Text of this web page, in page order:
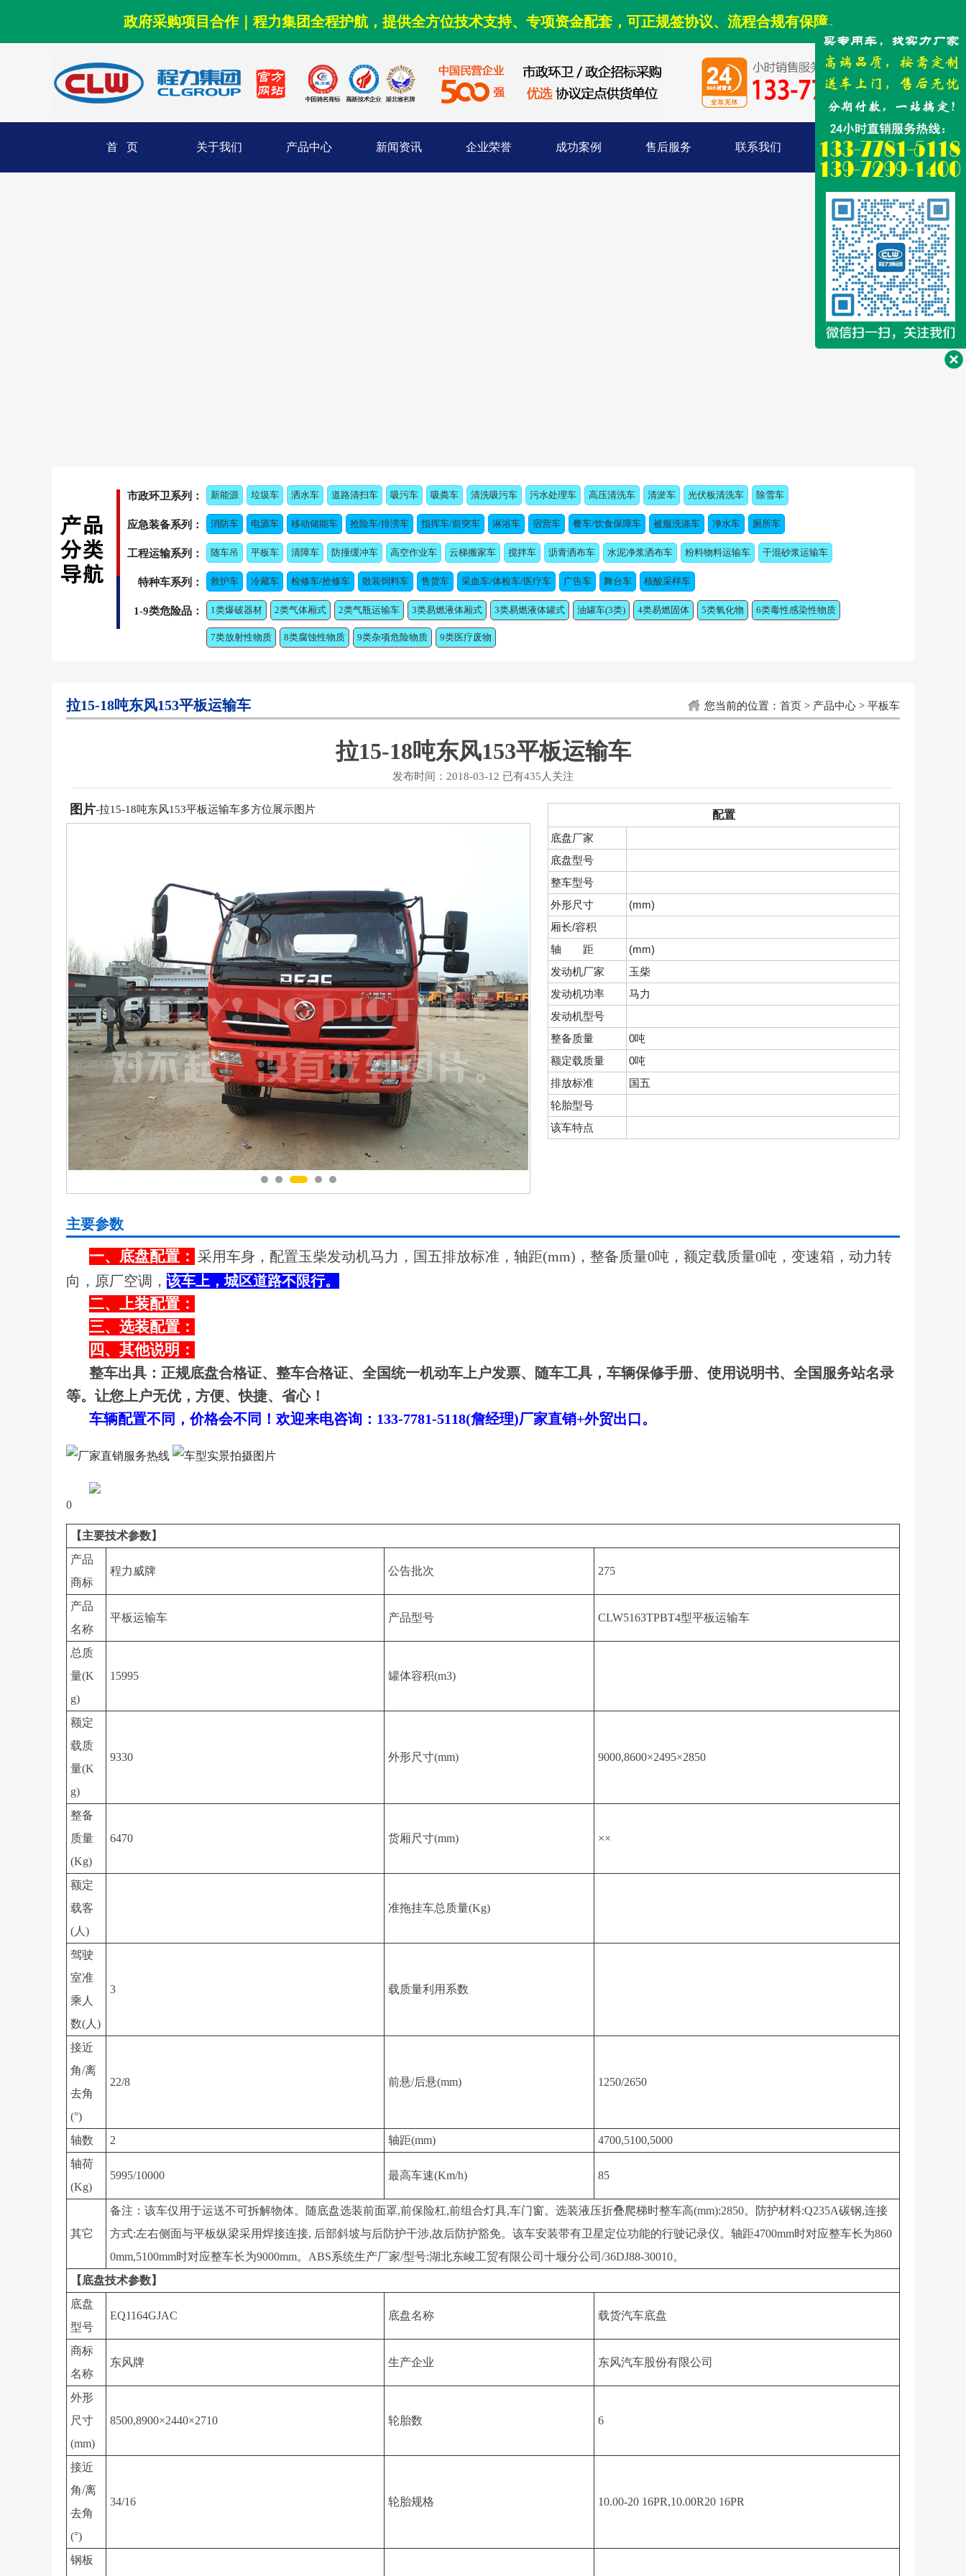
政府采购项目合作｜程力集团全程护航，提供全方位技术支持、专项资金配套，可正规签协议、流程合规有保障。
首 页 关于我们 产品中心 新闻资讯 企业荣誉 成功案例 售后服务 联系我们
市政环卫系列： 新能源 垃圾车 洒水车 道路清扫车 吸污车 吸粪车 清洗吸污车 污水处理车 高压清洗车 清淤车 光伏板清洗车 除雪车
应急装备系列： 消防车 电源车 移动储能车 抢险车/排涝车 指挥车/前突车 淋浴车 宿营车 餐车/饮食保障车 被服洗涤车 净水车 厕所车
工程运输系列： 随车吊 平板车 清障车 防撞缓冲车 高空作业车 云梯搬家车 搅拌车 沥青洒布车 水泥净浆洒布车 粉料物料运输车 干混砂浆运输车
特种车系列： 救护车 冷藏车 检修车/抢修车 散装饲料车 售货车 采血车/体检车/医疗车 广告车 舞台车 核酸采样车
1-9类危险品： 1类爆破器材 2类气体厢式 2类气瓶运输车 3类易燃液体厢式 3类易燃液体罐式 油罐车(3类) 4类易燃固体 5类氧化物 6类毒性感染性物质
7类放射性物质 8类腐蚀性物质 9类杂项危险物质 9类医疗废物
拉15-18吨东风153平板运输车 您当前的位置： 首页 > 产品中心 > 平板车
拉15-18吨东风153平板运输车
发布时间：2018-03-12 已有435人关注
图片-拉15-18吨东风153平板运输车多方位展示图片
配置
底盘厂家
底盘型号
整车型号
外形尺寸
(mm)
厢长/容积
轴 距
(mm)
发动机厂家
玉柴
发动机功率
马力
发动机型号
整备质量
0吨
额定载质量
0吨
排放标准
国五
轮胎型号
该车特点
主要参数
一、底盘配置： 采用车身，配置玉柴发动机马力，国五排放标准，轴距(mm)，整备质量0吨，额定载质量0吨，变速箱，动力转
向，原厂空调， 该车上，城区道路不限行。
二、上装配置：
三、选装配置：
四、其他说明：
整车出具：正规底盘合格证、整车合格证、全国统一机动车上户发票、随车工具，车辆保修手册、使用说明书、全国服务站名录
等。让您上户无优，方便、快捷、省心！
车辆配置不同，价格会不同！欢迎来电咨询：133-7781-5118(詹经理)厂家直销+外贸出口。
0
【主要技术参数】
产品
商标
程力威牌 公告批次 275
产品
名称
平板运输车 产品型号 CLW5163TPBT4型平板运输车
总质
量(K
g)
15995 罐体容积(m3)
额定
载质
量(K
g)
9330 外形尺寸(mm) 9000,8600×2495×2850
整备
质量
(Kg)
6470 货厢尺寸(mm) ××
额定
载客
(人)
准拖挂车总质量(Kg)
驾驶
室准
乘人
数(人)
3 载质量利用系数
接近
角/离
去角
(°)
22/8 前悬/后悬(mm) 1250/2650
轴数 2 轴距(mm)
4700,5100,5000
轴荷
(Kg)
5995/10000 最高车速(Km/h) 85
其它
备注：该车仅用于运送不可拆解物体。随底盘选装前面罩,前保险杠,前组合灯具,车门窗。选装液压折叠爬梯时整车高(mm):2850。防护材料:Q235A碳钢,连接
方式:左右侧面与平板纵梁采用焊接连接, 后部斜坡与后防护干涉,故后防护豁免。该车安装带有卫星定位功能的行驶记录仪。轴距4700mm时对应整车长为860
0mm,5100mm时对应整车长为9000mm。ABS系统生产厂家/型号:湖北东峻工贸有限公司十堰分公司/36DJ88-30010。
【底盘技术参数】
底盘
型号
EQ1164GJAC 底盘名称 载货汽车底盘
商标
名称
东风牌 生产企业 东风汽车股份有限公司
外形
尺寸
(mm)
8500,8900×2440×2710 轮胎数 6
接近
角/离
去角
(°)
34/16 轮胎规格 10.00-20 16PR,10.00R20 16PR
钢板